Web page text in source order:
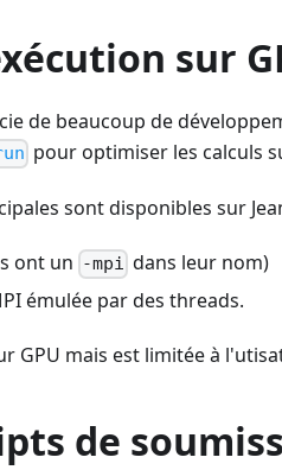
sur
de beaucoup de
pour optimiser les calculs
sont disponibles sur
ont un -mpi dans leur nom)
émulée par des threads.
GPU mais est limitée à
de